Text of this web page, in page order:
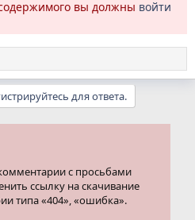
вы должны войти
для ответа.
с просьбами
ссылку на скачивание
типа «404», «ошибка».